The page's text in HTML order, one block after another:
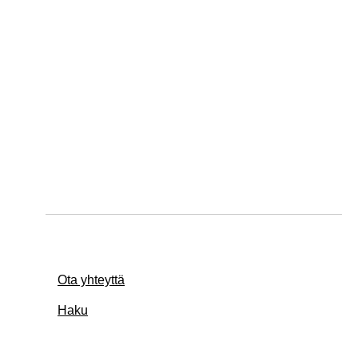
Ota yhteyttä
Haku